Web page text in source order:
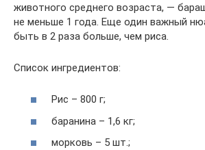
животного среднего возраста, —
не меньше 1 года. Еще один важный
быть в 2 раза больше, чем риса.
Список ингредиентов:
Рис – 800 г;
баранина – 1,6 кг;
морковь – 5 шт.;